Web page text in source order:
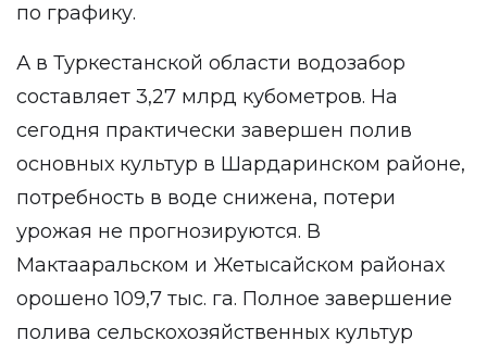
по графику.
А в Туркестанской области водозабор
составляет 3,27 млрд кубометров. На
сегодня практически завершен полив
основных культур в Шардаринском районе,
потребность в воде снижена, потери
урожая не прогнозируются. В
Мактааральском и Жетысайском районах
орошено 109,7 тыс. га. Полное завершение
полива сельскохозяйственных культур